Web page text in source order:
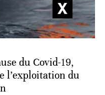
du Covid-19,
l’exploitation du